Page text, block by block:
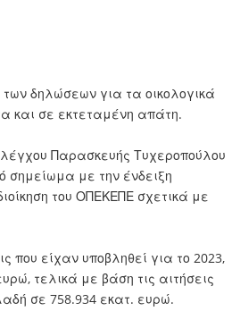
δηλώσεων για τα οικολογικά
και σε εκτεταμένη απάτη.
Παρασκευής Τυχεροπούλου
σημείωμα με την ένδειξη
του ΟΠΕΚΕΠΕ σχετικά με
που είχαν υποβληθεί για το 2023,
τελικά με βάση τις αιτήσεις
σε 758.934 εκατ. ευρώ.